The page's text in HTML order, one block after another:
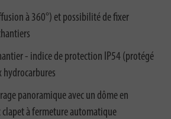
à 360°) et possibilité de fixer
- indice de protection IP54 (protégé
hydrocarbures
panoramique avec un dôme en
clapet à fermeture automatique